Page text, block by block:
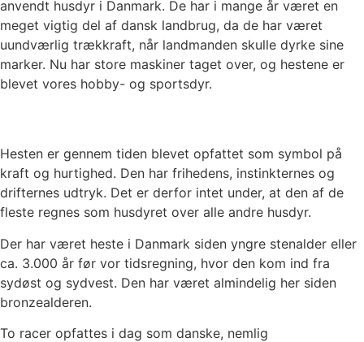
anvendt husdyr i Danmark. De har i mange år været en
meget vigtig del af dansk landbrug, da de har været
uundværlig trækkraft, når landmanden skulle dyrke sine
marker. Nu har store maskiner taget over, og hestene er
blevet vores hobby- og sportsdyr.
Hesten er gennem tiden blevet opfattet som symbol på
kraft og hurtighed. Den har frihedens, instinkternes og
drifternes udtryk. Det er derfor intet under, at den af de
fleste regnes som husdyret over alle andre husdyr.
Der har været heste i Danmark siden yngre stenalder eller
ca. 3.000 år før vor tidsregning, hvor den kom ind fra
sydøst og sydvest. Den har været almindelig her siden
bronzealderen.
To racer opfattes i dag som danske, nemlig